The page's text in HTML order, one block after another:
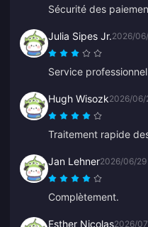
Sécurité des
Julia Sipes Jr.2026/
Service
Hugh Wisozk2026/06/
Traitement rapide
Jan Lehner2026/06/29
Complètement.
Esther Nicolas2026/